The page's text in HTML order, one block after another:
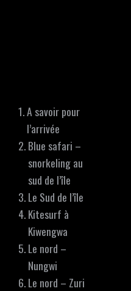
A savoir pour
l’arrivée
Blue safari –
snorkeling au
sud de l’île
Le Sud de l’île
Kitesurf à
Kiwengwa
Le nord –
Nungwi
Le nord – Zuri